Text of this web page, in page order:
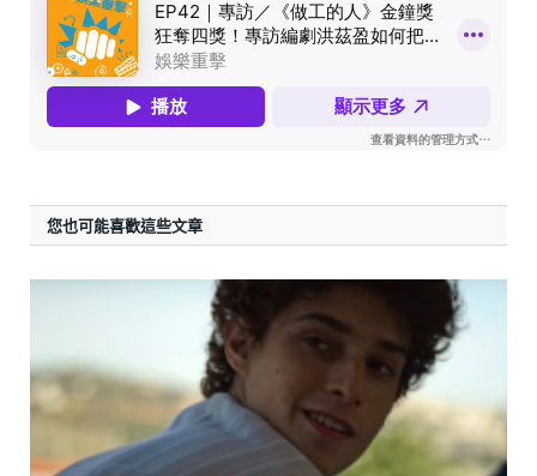
您也可能喜歡這些文章